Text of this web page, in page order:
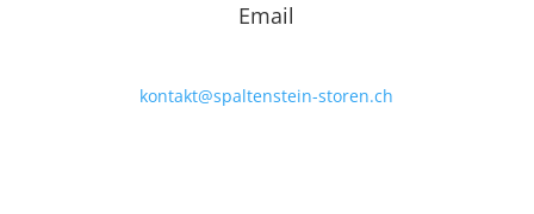
Email
kontakt@spaltenstein-storen.ch